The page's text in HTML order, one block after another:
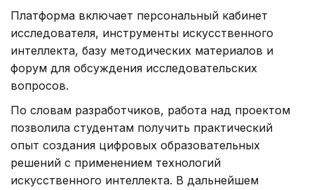
Платформа включает персональный кабинет
исследователя, инструменты искусственного
интеллекта, базу методических материалов и
форум для обсуждения исследовательских
вопросов.
По словам разработчиков, работа над проектом
позволила студентам получить практический
опыт создания цифровых образовательных
решений с применением технологий
искусственного интеллекта. В дальнейшем